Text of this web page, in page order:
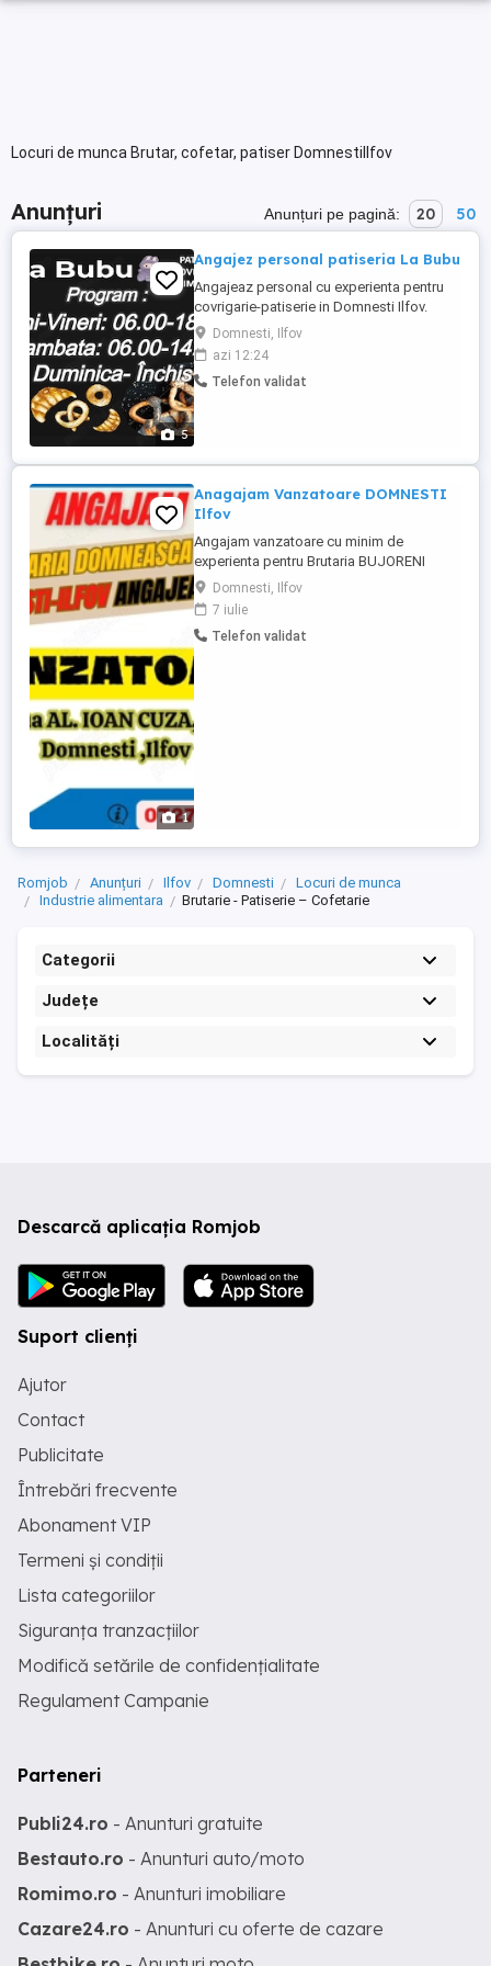
Locuri de munca Brutar, cofetar, patiser DomnestiIlfov
Anunțuri Anunțuri pe pagină: 20 50
5
Angajez personal patiseria La Bubu
Angajeaz personal cu experienta pentru
covrigarie-patiserie in Domnesti Ilfov.
Salariu si program atractive si echipa de
lucru serioasa! Se incepe activitate dupa 1
septembrie daca vrei sa ni te alaturi astept
sa ma contactezi!!!
Domnesti, Ilfov
azi 12:24
Telefon validat
1
Anagajam Vanzatoare DOMNESTI
Ilfov
Angajam vanzatoare cu minim de
experienta pentru Brutaria BUJORENI
Locatia : Domnesti Ilfov Rugam si oferim
seriozitate ! Pentru mai multe detalii va rog
sa apelati nr de telefon afisat in anunt !
Domnesti, Ilfov
7 iulie
Telefon validat
Romjob Anunțuri Ilfov Domnesti
Locuri de munca
Industrie alimentara
Brutarie - Patiserie – Cofetarie
Categorii
Județe
Localități
Descarcă aplicația Romjob
Suport clienți
Ajutor
Contact
Publicitate
Întrebări frecvente
Abonament VIP
Termeni și condiții
Lista categoriilor
Siguranța tranzacțiilor
Modifică setările de confidențialitate
Regulament Campanie
Parteneri
Publi24.ro - Anunturi gratuite
Bestauto.ro - Anunturi auto/moto
Romimo.ro - Anunturi imobiliare
Cazare24.ro - Anunturi cu oferte de cazare